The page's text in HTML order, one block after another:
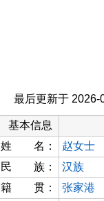
最后更新于 2026-
基本信息
姓 名：
赵女士
民 族：
汉族
籍 贯：
张家港